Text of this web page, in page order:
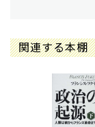
関連する本棚